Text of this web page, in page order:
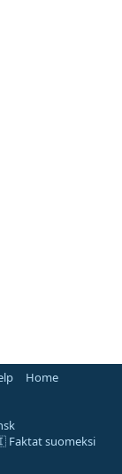
Home
suomeksi